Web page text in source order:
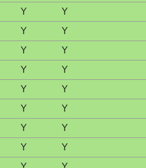
Y
Y
Y
Y
Y
Y
Y
Y
Y
Y
Y
Y
Y
Y
Y
Y